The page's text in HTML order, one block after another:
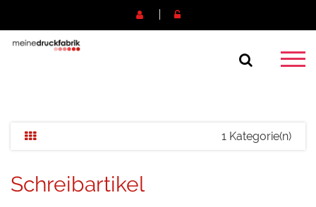
1 Kategorie(n)
Schreibartikel